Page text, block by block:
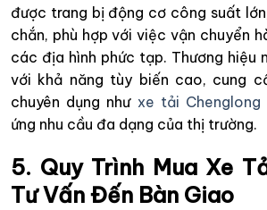
được trang bị động cơ công suất
chắn, phù hợp với việc vận chuyển
các địa hình phức tạp. Thương hiệu
với khả năng tùy biến cao, cung
chuyên dụng như xe tải
ứng nhu cầu đa dạng của thị trường.
5. Quy Trình Mua Xe
Tư Vấn Đến Bàn Giao